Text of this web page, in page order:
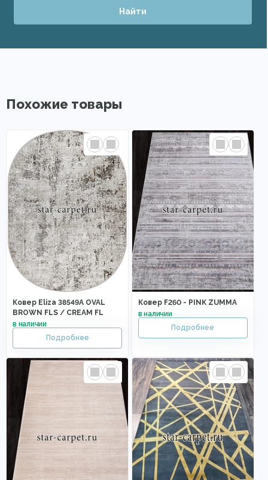
Найти
Похожие товары
Ковер Eliza 38549A OVAL
BROWN FLS / CREAM FL
Ковер F260 - PINK ZUMMA